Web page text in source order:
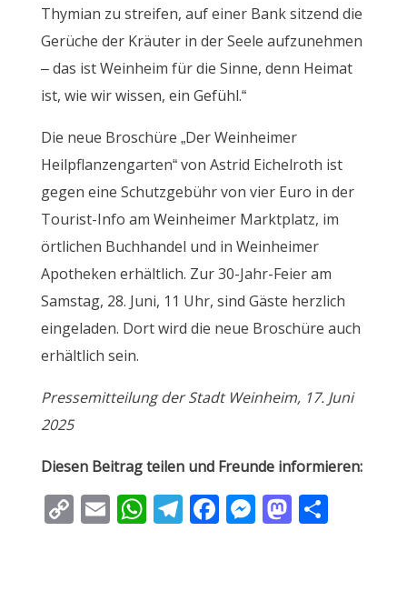
Thymian zu streifen, auf einer Bank sitzend die
Gerüche der Kräuter in der Seele aufzunehmen
– das ist Weinheim für die Sinne, denn Heimat
ist, wie wir wissen, ein Gefühl.“
Die neue Broschüre „Der Weinheimer
Heilpflanzengarten“ von Astrid Eichelroth ist
gegen eine Schutzgebühr von vier Euro in der
Tourist-Info am Weinheimer Marktplatz, im
örtlichen Buchhandel und in Weinheimer
Apotheken erhältlich. Zur 30-Jahr-Feier am
Samstag, 28. Juni, 11 Uhr, sind Gäste herzlich
eingeladen. Dort wird die neue Broschüre auch
erhältlich sein.
Pressemitteilung der Stadt Weinheim, 17. Juni
2025
Diesen Beitrag teilen und Freunde informieren:
C E W T F M M T